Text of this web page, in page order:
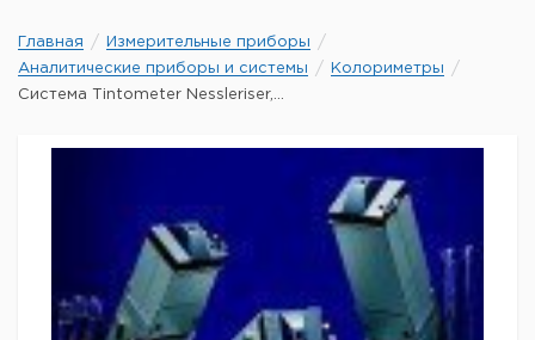
Главная
Измерительные приборы
Аналитические приборы и системы
Колориметры
Система Tintometer Nessleriser,...